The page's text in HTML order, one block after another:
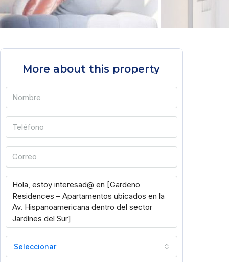
More about this property
Seleccionar